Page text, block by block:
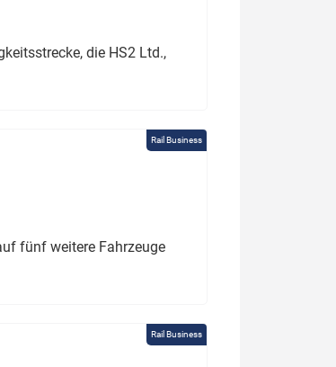
die HS2 Ltd.,
Rail Business
fünf weitere Fahrzeuge
Rail Business